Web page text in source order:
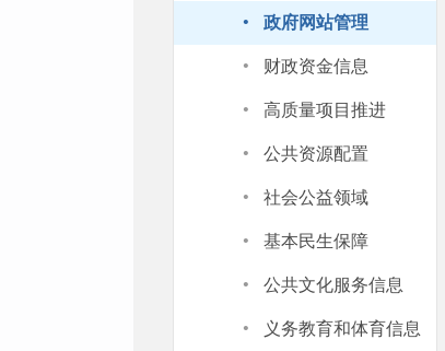
· 政府网站管理
· 财政资金信息
· 高质量项目推进
· 公共资源配置
· 社会公益领域
· 基本民生保障
· 公共文化服务信息
· 义务教育和体育信息